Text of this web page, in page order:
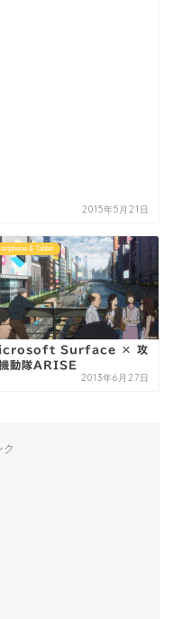
2015年5月21日
& Tablet
Surface × 攻
動隊ARISE
2013年6月27日
ク